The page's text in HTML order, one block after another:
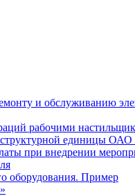
и обслуживанию
рабочими
структурной единицы
при внедрении
оборудования. Пример